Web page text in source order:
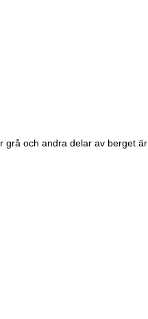
grå och andra delar av berget är